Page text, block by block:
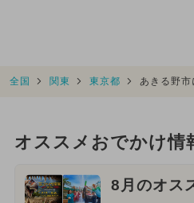
全国 関東 東京都 あきる野
オススメおでかけ情
8月のオス